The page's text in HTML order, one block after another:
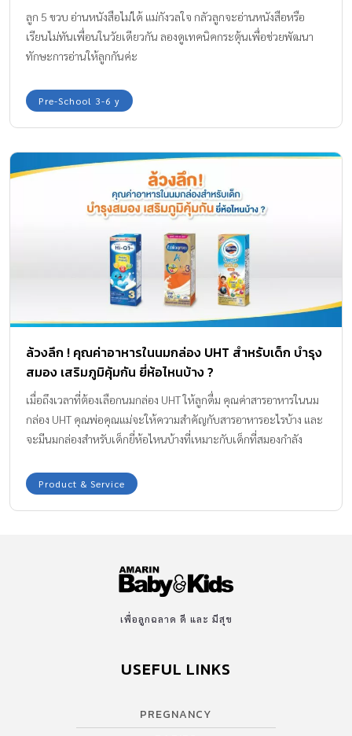
ลูก 5 ขวบ อ่านหนังสือไม่ได้ แม่กังวลใจ กลัวลูกจะอ่านหนังสือหรือ
เรียนไม่ทันเพื่อนในวัยเดียวกัน ลองดูเทคนิคกระตุ้นเพื่อช่วยพัฒนา
ทักษะการอ่านให้ลูกกันค่ะ
Pre-School 3-6 y
ล้วงลึก ! คุณค่าอาหารในนมกล่อง UHT สำหรับเด็ก บำรุง
สมอง เสริมภูมิคุ้มกัน ยี่ห้อไหนบ้าง ?
เมื่อถึงเวลาที่ต้องเลือกนมกล่อง UHT ให้ลูกดื่ม คุณค่าสารอาหารในนม
กล่อง UHT คุณพ่อคุณแม่จะให้ความสำคัญกับสารอาหารอะไรบ้าง และ
จะมีนมกล่องสำหรับเด็กยี่ห้อไหนบ้างที่เหมาะกับเด็กที่สมองกำลัง
Product & Service
เพื่อลูกฉลาด ดี และ มีสุข
USEFUL LINKS
PREGNANCY